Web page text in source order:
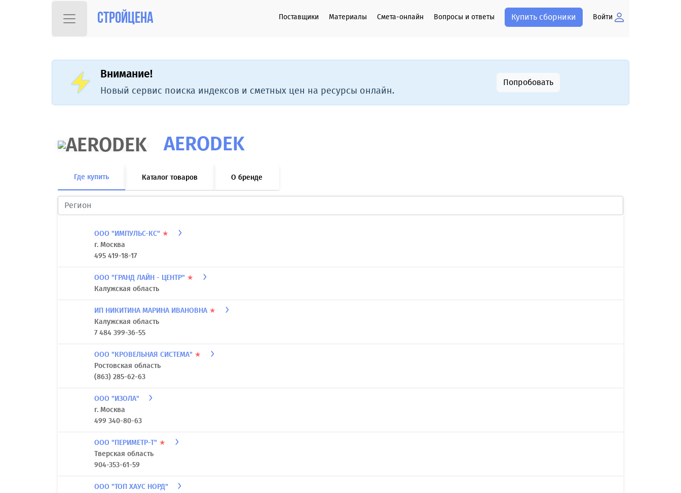
Стройцена Поставщики Материалы Смета-онлайн Вопросы и ответы Купить сборники Войти
Внимание!
Новый сервис поиска индексов и сметных цен на ресурсы онлайн.
Попробовать
AERODEK
Где купить Каталог товаров О бренде
ООО "ИМПУЛЬС-КС" ★
г. Москва
495 419-18-17
ООО "ГРАНД ЛАЙН - ЦЕНТР" ★
Калужская область
ИП НИКИТИНА МАРИНА ИВАНОВНА ★
Калужская область
7 484 399-36-55
ООО "КРОВЕЛЬНАЯ СИСТЕМА" ★
Ростовская область
(863) 285-62-63
ООО "ИЗОЛА"
г. Москва
499 340-80-63
ООО "ПЕРИМЕТР-Т" ★
Тверская область
904-353-61-59
ООО "ТОП ХАУС НОРД"